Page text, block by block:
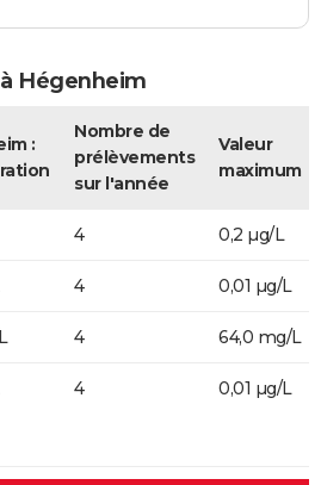
Hégenheim
:
Nombre de
prélèvements
sur l'année
Valeur
maximum
4 0,2 µg/L
4 0,01 µg/L
4 64,0 mg/L
4 0,01 µg/L